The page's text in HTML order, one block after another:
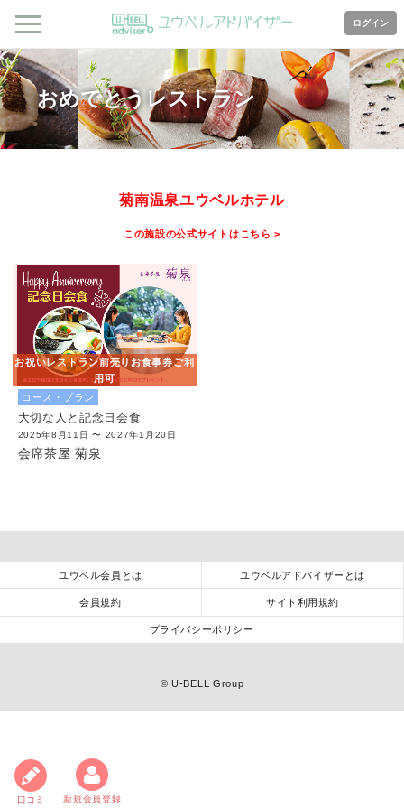
ログイン
おめでとうレストラン
菊南温泉ユウベルホテル
この施設の公式サイトはこちら >
お祝いレストラン前売りお食事券ご利
用可
コース・プラン
大切な人と記念日会食
2025年8月11日 〜 2027年1月20日
会席茶屋 菊泉
ユウベル会員とは ユウベルアドバイザーとは
会員規約 サイト利用規約
プライバシーポリシー
© U-BELL Group
口コミ 新規会員登録